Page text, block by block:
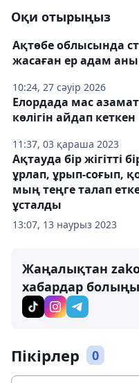
Оқи отырыңыз
10:24, 27 сәуір 2026
Ақтөбе облысында
жасаған ер адам
11:37, 03 қараша 2023
Елордада мас азамат
көлігін айдап кеткен
13:07, 13 наурыз 2023
Ақтауда бір жігітті
ұрлап, ұрып-соғып,
мың теңге талап
ұсталды
Жаңалықтан
хабардар
Пікірлер 0